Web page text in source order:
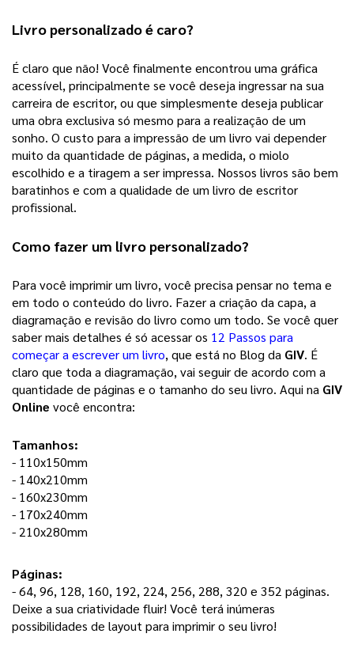
Livro personalizado é caro?
É claro que não! Você finalmente encontrou uma gráfica
acessível, principalmente se você deseja ingressar na sua
carreira de escritor, ou que simplesmente deseja publicar
uma obra exclusiva só mesmo para a realização de um
sonho. O custo para a impressão de um livro vai depender
muito da quantidade de páginas, a medida, o miolo
escolhido e a tiragem a ser impressa. Nossos livros são bem
baratinhos e com a qualidade de um livro de escritor
profissional.
Como fazer um livro personalizado?
Para você imprimir um livro, você precisa pensar no tema e
em todo o conteúdo do livro. Fazer a criação da capa, a
diagramação e revisão do livro como um todo. Se você quer
saber mais detalhes é só acessar os 12 Passos para
começar a escrever um livro, que está no Blog da GIV. É
claro que toda a diagramação, vai seguir de acordo com a
quantidade de páginas e o tamanho do seu livro. Aqui na GIV
Online você encontra:
Tamanhos:
- 110x150mm
- 140x210mm
- 160x230mm
- 170x240mm
- 210x280mm
Páginas:
Deixe a sua criatividade fluir! Você terá inúmeras
possibilidades de layout para imprimir o seu livro!